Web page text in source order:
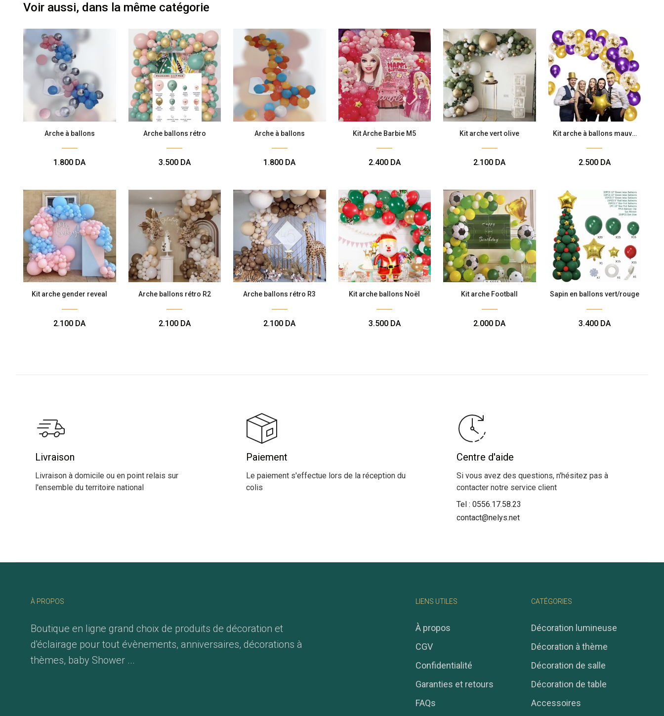
Voir aussi, dans la même catégorie
Arche à ballons
1.800 DA
Arche ballons rétro
3.500 DA
Arche à ballons
1.800 DA
Kit Arche Barbie M5
2.400 DA
Kit arche vert olive
2.100 DA
Kit arche à ballons mauve
2.500 DA
Kit arche gender reveal
2.100 DA
Arche ballons rétro R2
2.100 DA
Arche ballons rétro R3
2.100 DA
Kit arche ballons Noël
3.500 DA
Kit arche Football
2.000 DA
Sapin en ballons vert/rouge
3.400 DA
Livraison
Livraison à domicile ou en point relais sur
l'ensemble du territoire national
Paiement
Le paiement s'effectue lors de la réception du
colis
Centre d'aide
Si vous avez des questions, n'hésitez pas à
contacter notre service client
Tel : 0556.17.58.23
contact@nelys.net
À PROPOS
Boutique en ligne grand choix de produits de décoration et
d'éclairage pour tout évènements, anniversaires, décorations à
thèmes, baby Shower ...
LIENS UTILES
À propos
CGV
Confidentialité
Garanties et retours
FAQs
CATÉGORIES
Décoration lumineuse
Décoration à thème
Décoration de salle
Décoration de table
Accessoires